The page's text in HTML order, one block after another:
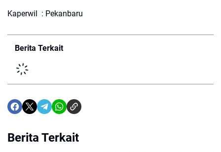
Kaperwil : Pekanbaru
Berita Terkait
Berita Terkait